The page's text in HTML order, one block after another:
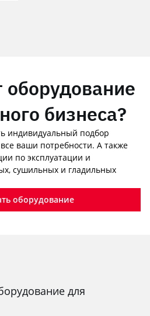
оборудование
бизнеса?
индивидуальный подбор
ваши потребности. А также
по эксплуатации и
сушильных и гладильных
оборудование
для